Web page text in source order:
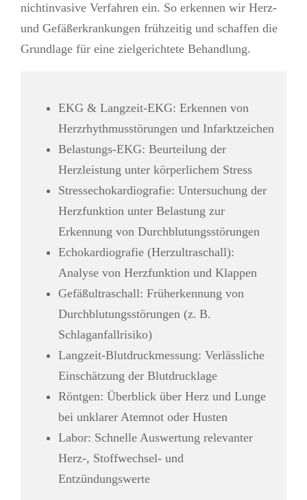
nichtinvasive Verfahren ein. So erkennen wir Herz-
und Gefäßerkrankungen frühzeitig und schaffen die
Grundlage für eine zielgerichtete Behandlung.
EKG & Langzeit-EKG: Erkennen von
Herzrhythmusstörungen und Infarktzeichen
Belastungs-EKG: Beurteilung der
Herzleistung unter körperlichem Stress
Stressechokardiografie: Untersuchung der
Herzfunktion unter Belastung zur
Erkennung von Durchblutungsstörungen
Echokardiografie (Herzultraschall):
Analyse von Herzfunktion und Klappen
Gefäßultraschall: Früherkennung von
Durchblutungsstörungen (z. B.
Schlaganfallrisiko)
Langzeit-Blutdruckmessung: Verlässliche
Einschätzung der Blutdrucklage
Röntgen: Überblick über Herz und Lunge
bei unklarer Atemnot oder Husten
Labor: Schnelle Auswertung relevanter
Herz-, Stoffwechsel- und
Entzündungswerte